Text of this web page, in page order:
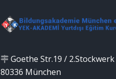
Goethe Str.19 / 2.Stockwerk
80336 München